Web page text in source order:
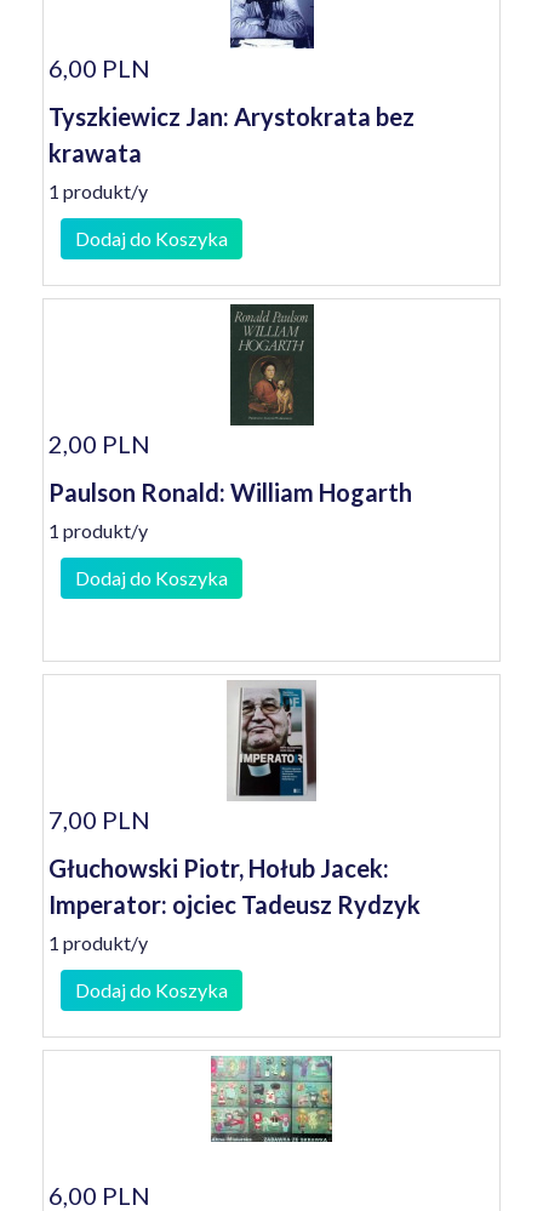
6,00 PLN
Tyszkiewicz Jan: Arystokrata bez
krawata
1 produkt/y
Dodaj do Koszyka
2,00 PLN
Paulson Ronald: William Hogarth
1 produkt/y
Dodaj do Koszyka
7,00 PLN
Głuchowski Piotr, Hołub Jacek:
Imperator: ojciec Tadeusz Rydzyk
1 produkt/y
Dodaj do Koszyka
6,00 PLN